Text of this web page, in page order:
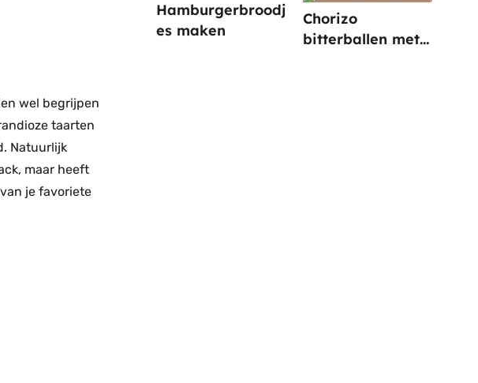
wel begrijpen
taarten
Natuurlijk
maar heeft
je favoriete
Hamburgerbroodj
es maken
Chorizo
bitterballen met